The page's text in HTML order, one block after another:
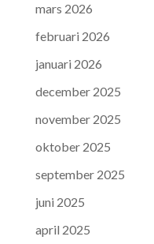
mars 2026
februari 2026
januari 2026
december 2025
november 2025
oktober 2025
september 2025
juni 2025
april 2025